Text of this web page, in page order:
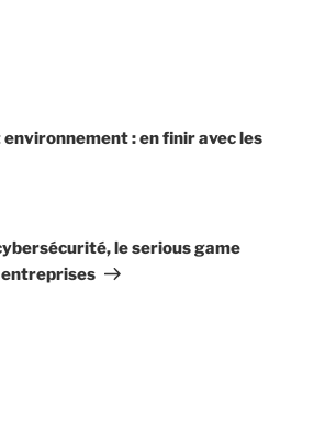
: en finir avec les
le serious game
entreprises